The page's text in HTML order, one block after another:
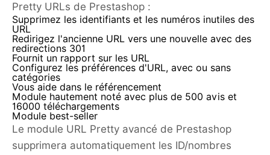
Pretty URLs de Prestashop :
Supprimez les identifiants et les numéros inutiles des
URL
Redirigez l'ancienne URL vers une nouvelle avec des
redirections 301
Fournit un rapport sur les URL
Configurez les préférences d'URL, avec ou sans
catégories
Vous aide dans le référencement
Module hautement noté avec plus de 500 avis et
16000 téléchargements
Module best-seller
Le module URL Pretty avancé de Prestashop
supprimera automatiquement les ID/nombres